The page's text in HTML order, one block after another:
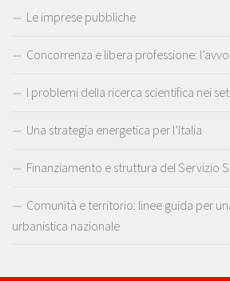
Le imprese pubbliche
Concorrenza e libera professione:
I problemi della ricerca scientifica nei
Una strategia energetica per l’Italia
Finanziamento e struttura del Servizio
Comunità e territorio: linee guida per
urbanistica nazionale